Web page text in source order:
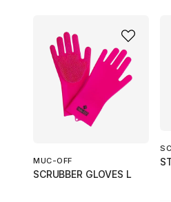
MUC-OFF
SCRUBBER GLOVES L